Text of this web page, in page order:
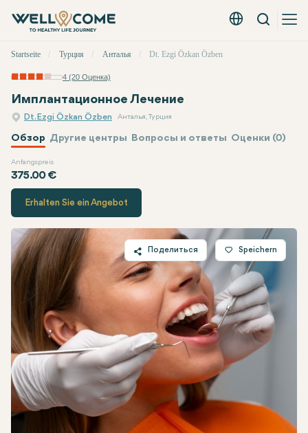
Русский - EUR
Вызов
меню
Startseite Турция Анталья Dt. Ezgi Özkan Özben
4 (20 Оценка)
Имплантационное Лечение
Dt. Ezgi Özkan Özben Анталья, Турция
Обзор Другие центры Вопросы и ответы Оценки (0)
Anfangspreis
375.00 €
Dt. Ezgi Özkan Özben
Erhalten Sie ein Angebot
Поделиться
Twitter
Facebook
Linkedin
WhatsApp
Telegram
Электронная почта
Speichern